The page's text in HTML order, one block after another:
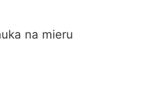
na mieru